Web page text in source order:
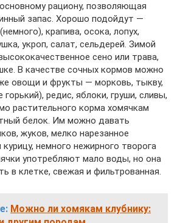
рациону, позволяющая
запас. Хорошо подойдут —
крапива, осока, лопух,
укроп, салат, сельдерей. Зимой
сено или трава,
В качестве сочных кормов можно
овощи и фрукты — морковь, тыкву,
горький), редис, яблоки, груши, сливы,
растительного корма хомячкам
белок. Им можно давать
жуков, мелко нарезанное
немного нежирного творога
употребляют мало воды, но она
в клетке, свежая и фильтрованная.
Можно ли хомякам клубнику: